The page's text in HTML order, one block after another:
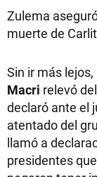
Zulema
muerte de
Sin ir más
Macri relevó
declaró ante el
atentado del
llamó a
presidentes